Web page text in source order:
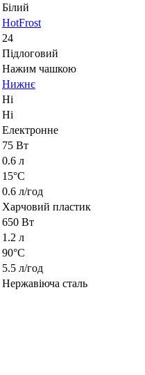
Білий
HotFrost
24
Підлоговий
Нажим чашкою
Нижнє
Ні
Ні
Електронне
75 Вт
0.6 л
15°C
0.6 л/год
Харчовий пластик
650 Вт
1.2 л
90°С
5.5 л/год
Нержавіюча сталь